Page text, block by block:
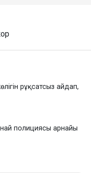
рұқсатсыз айдап,
полициясы арнайы